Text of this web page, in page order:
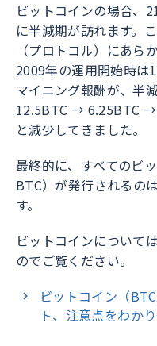
ビットコインの場合、
に半減期が訪れます。
（プロトコル）にあら
2009年の運用開始時は
マイニング報酬が、半
12.5BTC → 6.25BTC →
と減少してきました。
最終的に、すべてのビ
BTC）が発行されるの
す。
ビットコインについて
のでご覧ください。
ビットコイン（
ト、注意点をわか